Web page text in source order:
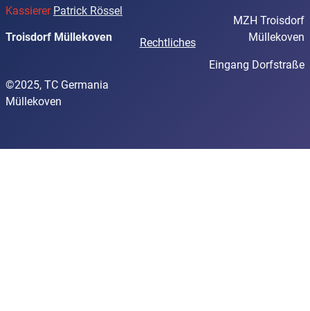
Kassierer Patrick Rössel
Troisdorf Müllekoven
©2025, TC Germania
Müllekoven
Rechtliches
MZH Troisdorf
Müllekoven
Eingang Dorfstraße